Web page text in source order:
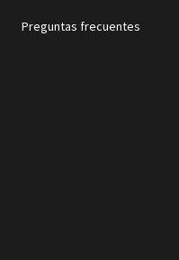
Preguntas frecuentes